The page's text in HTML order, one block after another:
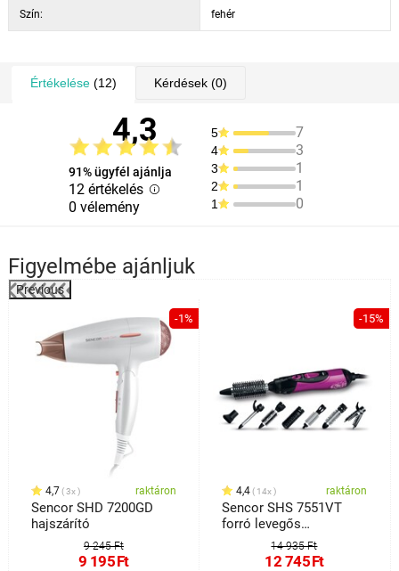
Szín: fehér
Értékelése(12) Kérdések(0)
4,3
91% ügyfél ajánlja
12 értékelés
0 vélemény
5 7
4 3
3 1
2 1
1 0
Figyelmébe ajánljuk
Previous
-1%
4,7 3x raktáron
Sencor SHD 7200GD
hajszárító
9 245 Ft
9 195Ft
-15%
4,4 14x raktáron
Sencor SHS 7551VT
forró levegős
hajsütővas, rózsaszín
14 935 Ft
12 745Ft